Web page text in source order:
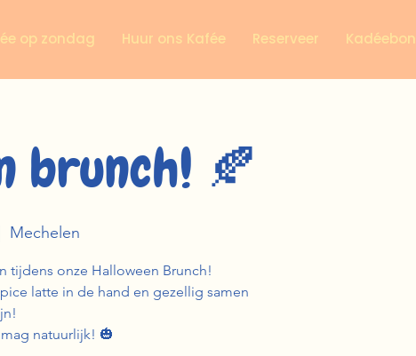
op zondag Huur ons Kafée Reserveer Kadéebon
brunch! 🍂
Mechelen
onze Halloween Brunch!
latte in de hand en gezellig samen
natuurlijk! 🎃